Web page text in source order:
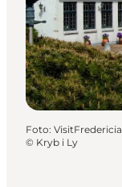
Foto: VisitFredericia
© Kryb i Ly